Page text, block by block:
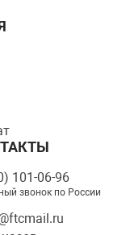
101-06-96
звонок по России